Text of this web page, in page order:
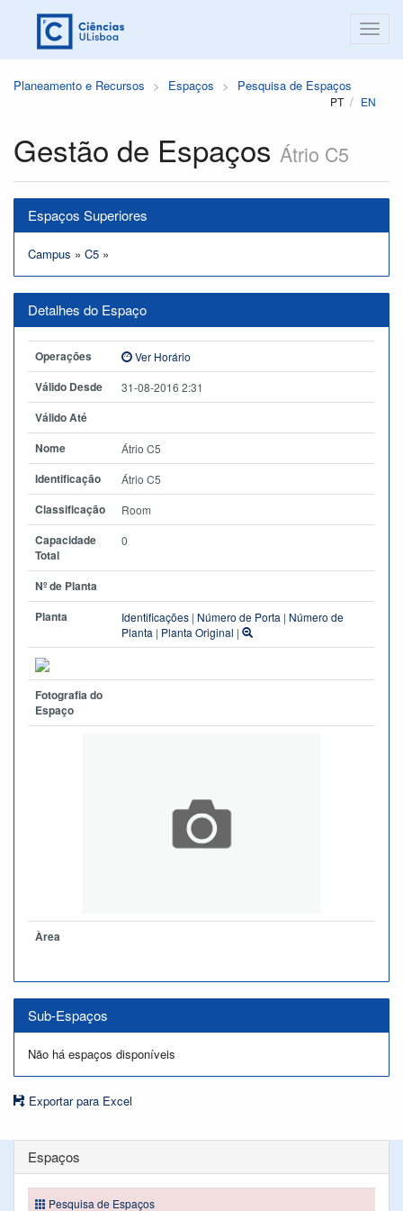
Planeamento e Recursos Espaços Pesquisa de Espaços
PT EN
Gestão de Espaços Átrio C5
Espaços Superiores
Campus » C5 »
Detalhes do Espaço
Operações Ver Horário
Válido Desde 31-08-2016 2:31
Válido Até
Nome
Átrio C5
Identificação Átrio C5
Classificação Room
Capacidade
Total
0
Nº de Planta
Planta
Identificações | Número de Porta | Número de
Planta | Planta Original |
Fotografia do
Espaço
Àrea
Sub-Espaços
Não há espaços disponíveis
Exportar para Excel
Espaços
Pesquisa de Espaços